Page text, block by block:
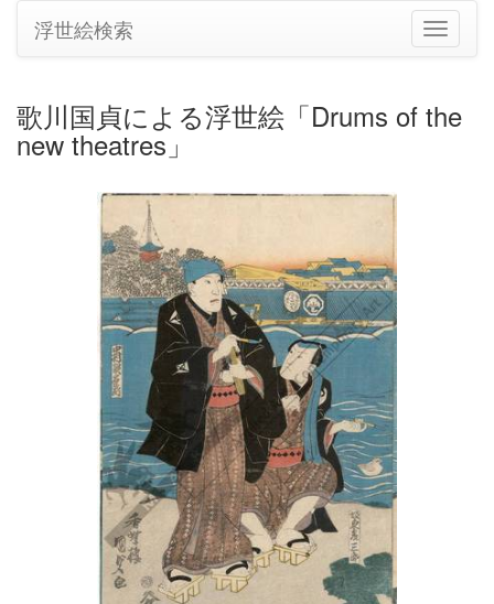
ナ
ビ
シ
浮世絵検索
歌川国貞による浮世絵「Drums of the
new theatres」